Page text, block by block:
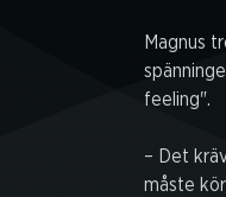
Magnus
feeling".
– Det
måste